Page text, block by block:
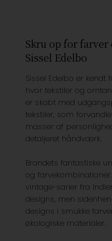
Skru op for
Sissel Edelbo
Sissel Edelbo er kendt
hvor tekstiler og
er skabt med
tekstiler, som
masser af
detaljeret håndværk.
Brandets fantastiske
og
vintage-sarier fra
designs, men
designs i smukke
økologiske materialer.